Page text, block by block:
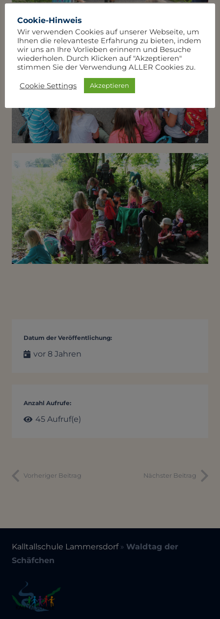
Datum der Veröffentlichung:
vor 8 Jahren
Anzahl Aufrufe:
45 Aufruf(e)
Vorheriger Beitrag Nächster Beitrag
Kalltallschule Lammersdorf» Waldtag der
Schäfchen
Cookie-Hinweis
Wir verwenden Cookies auf unserer Webseite, um
Ihnen die relevanteste Erfahrung zu bieten, indem
wir uns an Ihre Vorlieben erinnern und Besuche
wiederholen. Durch Klicken auf "Akzeptieren"
stimmen Sie der Verwendung ALLER Cookies zu.
Cookie Settings Akzeptieren